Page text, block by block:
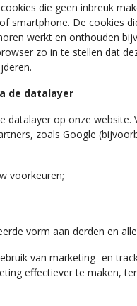
die geen inbreuk
De cookies
werkt en onthouden
zo in te stellen dat
de datalayer
op onze
zoals Google
voorkeuren;
vorm aan derden en
van marketing- en
effectiever te maken,